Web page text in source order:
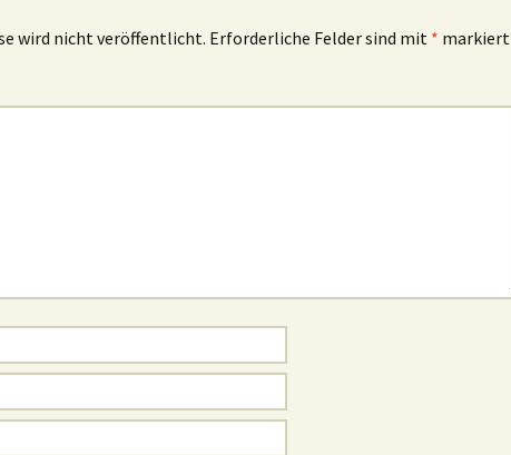
wird nicht veröffentlicht. Erforderliche Felder sind mit * markiert